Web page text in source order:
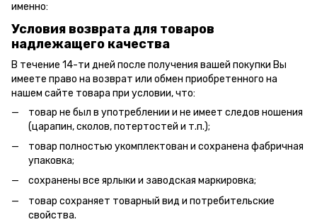
именно:
Условия возврата для товаров
надлежащего качества
В течение 14-ти дней после получения вашей покупки Вы
имеете право на возврат или обмен приобретенного на
нашем сайте товара при условии, что:
товар не был в употреблении и не имеет следов ношения
(царапин, сколов, потертостей и т.п.);
товар полностью укомплектован и сохранена фабричная
упаковка;
сохранены все ярлыки и заводская маркировка;
товар сохраняет товарный вид и потребительские
свойства.